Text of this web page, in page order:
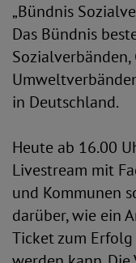
„Bündnis
Das Bündnis
Sozialverbänden,
in Deutschland.
Heute ab 16.00
Livestream mit
und Kommunen
darüber, wie ein
Ticket zum